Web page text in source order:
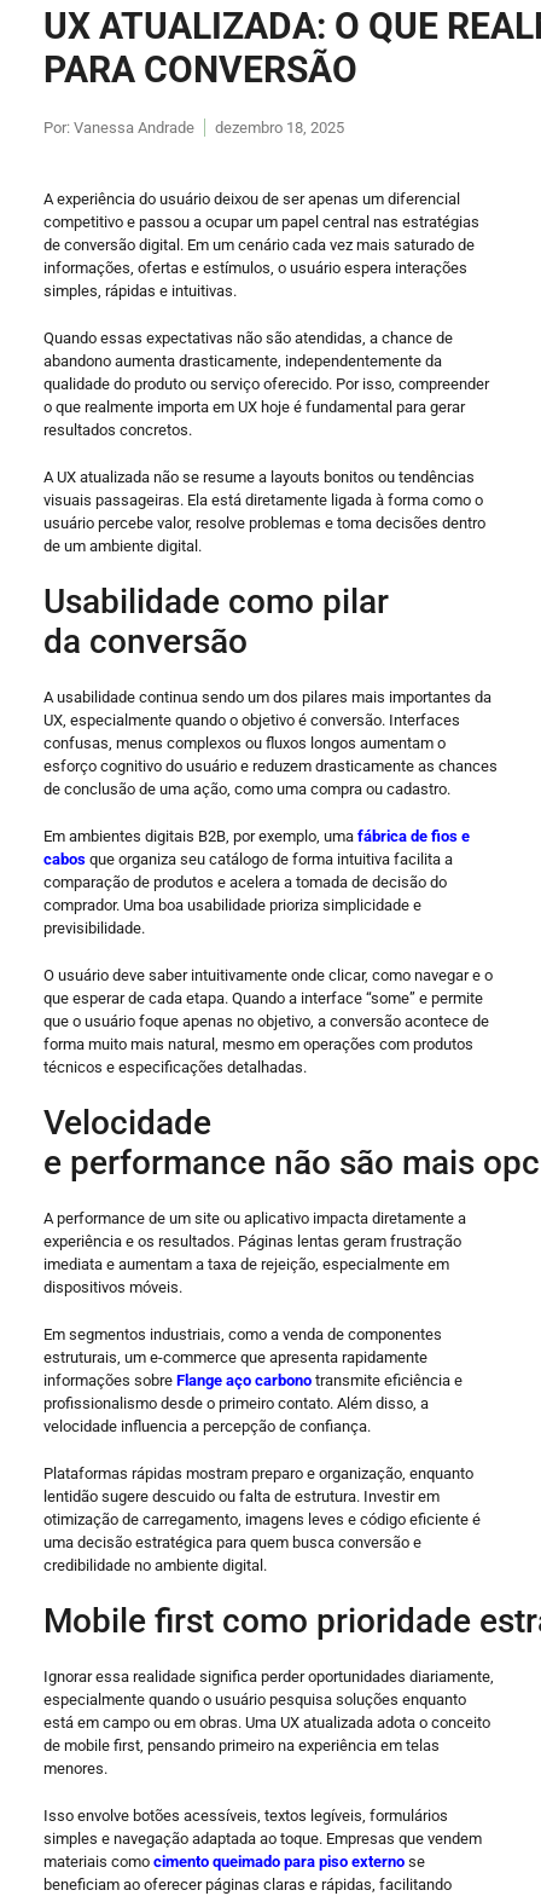
UX ATUALIZADA: O QUE
PARA CONVERSÃO
Por: Vanessa Andrade dezembro 18, 2025
A experiência do usuário deixou de ser apenas um diferencial
competitivo e passou a ocupar um papel central nas estratégias
de conversão digital. Em um cenário cada vez mais saturado de
informações, ofertas e estímulos, o usuário espera interações
simples, rápidas e intuitivas.
Quando essas expectativas não são atendidas, a chance de
abandono aumenta drasticamente, independentemente da
qualidade do produto ou serviço oferecido. Por isso, compreender
o que realmente importa em UX hoje é fundamental para gerar
resultados concretos.
A UX atualizada não se resume a layouts bonitos ou tendências
visuais passageiras. Ela está diretamente ligada à forma como o
usuário percebe valor, resolve problemas e toma decisões dentro
de um ambiente digital.
Usabilidade como pilar
da conversão
A usabilidade continua sendo um dos pilares mais importantes da
UX, especialmente quando o objetivo é conversão. Interfaces
confusas, menus complexos ou fluxos longos aumentam o
esforço cognitivo do usuário e reduzem drasticamente as chances
de conclusão de uma ação, como uma compra ou cadastro.
Em ambientes digitais B2B, por exemplo, uma fábrica de fios e
cabosque organiza seu catálogo de forma intuitiva facilita a
comparação de produtos e acelera a tomada de decisão do
comprador. Uma boa usabilidade prioriza simplicidade e
previsibilidade.
O usuário deve saber intuitivamente onde clicar, como navegar e o
que esperar de cada etapa. Quando a interface “some” e permite
que o usuário foque apenas no objetivo, a conversão acontece de
forma muito mais natural, mesmo em operações com produtos
técnicos e especificações detalhadas.
Velocidade
e performance não são mais
A performance de um site ou aplicativo impacta diretamente a
experiência e os resultados. Páginas lentas geram frustração
imediata e aumentam a taxa de rejeição, especialmente em
dispositivos móveis.
Em segmentos industriais, como a venda de componentes
estruturais, um e-commerce que apresenta rapidamente
informações sobre Flange aço carbonotransmite eficiência e
profissionalismo desde o primeiro contato. Além disso, a
velocidade influencia a percepção de confiança.
Plataformas rápidas mostram preparo e organização, enquanto
lentidão sugere descuido ou falta de estrutura. Investir em
otimização de carregamento, imagens leves e código eficiente é
uma decisão estratégica para quem busca conversão e
credibilidade no ambiente digital.
Mobile first como prioridade
Ignorar essa realidade significa perder oportunidades diariamente,
especialmente quando o usuário pesquisa soluções enquanto
está em campo ou em obras. Uma UX atualizada adota o conceito
de mobile first, pensando primeiro na experiência em telas
menores.
Isso envolve botões acessíveis, textos legíveis, formulários
simples e navegação adaptada ao toque. Empresas que vendem
materiais como cimento queimado para piso externose
beneficiam ao oferecer páginas claras e rápidas, facilitando